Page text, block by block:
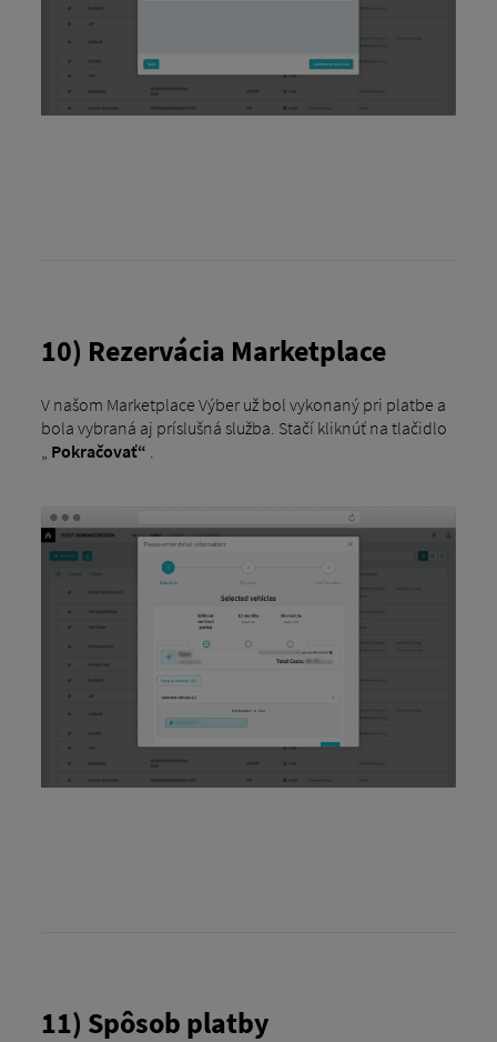
10) Rezervácia Marketplace
V našom Marketplace Výber už bol vykonaný pri platbe a
bola vybraná aj príslušná služba. Stačí kliknúť na tlačidlo
Pokračovať“
11) Spôsob platby